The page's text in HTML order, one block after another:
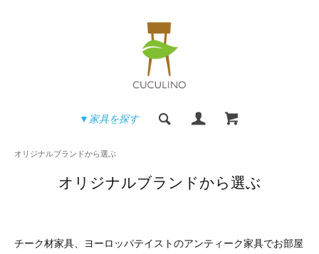
▼家具を探す
オリジナルブランドから選ぶ
オリジナルブランドから選ぶ
チーク材家具、ヨーロッパテイストのアンティーク家具でお部屋